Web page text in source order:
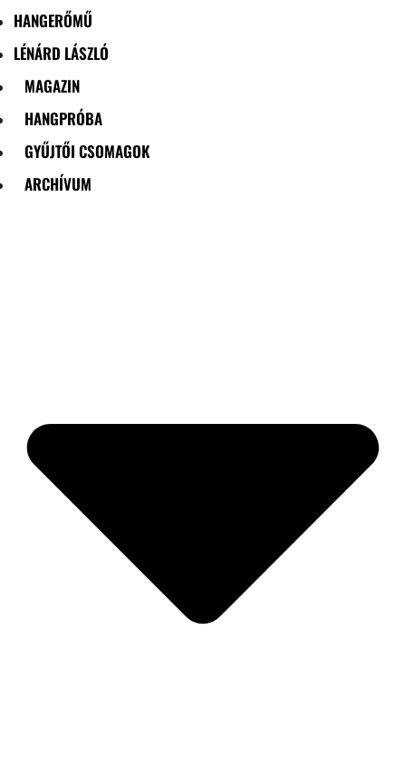
HANGERŐMŰ
LÉNÁRD LÁSZLÓ
MAGAZIN
HANGPRÓBA
GYŰJTŐI CSOMAGOK
ARCHÍVUM